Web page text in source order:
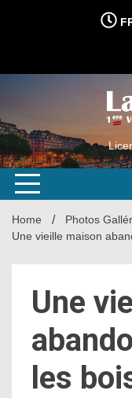
Home
Photos
Une vieille maison
Une
les